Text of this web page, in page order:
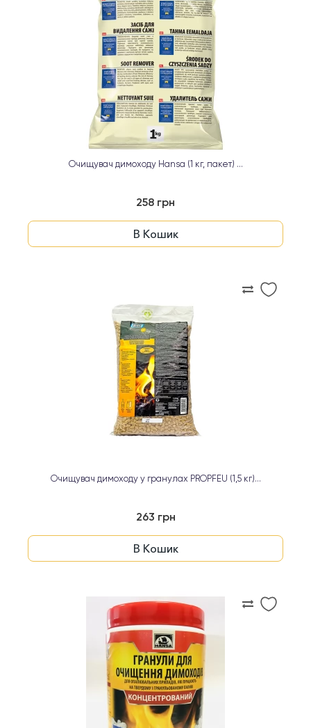
Очищувач димоходу Hansa (1 кг, пакет) ...
258 грн
В Кошик
Очищувач димоходу у гранулах PROPFEU (1,5 кг)...
263 грн
В Кошик